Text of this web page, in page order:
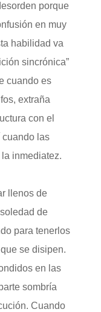
porque
en muy
habilidad va
sincrónica”
cuando es
extraña
con el
cuando las
inmediatez.
llenos de
de
para tenerlos
se disipen.
en las
sombría
Cuando